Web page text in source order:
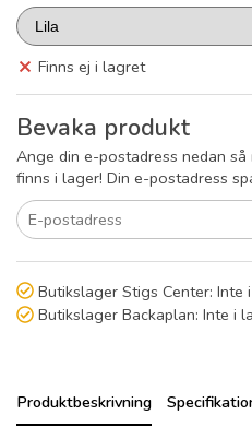
Finns ej i lagret
Bevaka produkt
Ange din e-postadress nedan
finns i lager! Din e-postadress
Butikslager Stigs Center: Inte
Butikslager Backaplan: Inte i
Produktbeskrivning